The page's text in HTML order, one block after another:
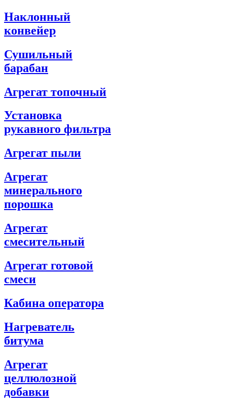
Наклонный
конвейер
Сушильный
барабан
Агрегат топочный
Установка
рукавного фильтра
Агрегат пыли
Агрегат
минерального
порошка
Агрегат
смесительный
Агрегат готовой
смеси
Кабина оператора
Нагреватель
битума
Агрегат
целлюлозной
добавки